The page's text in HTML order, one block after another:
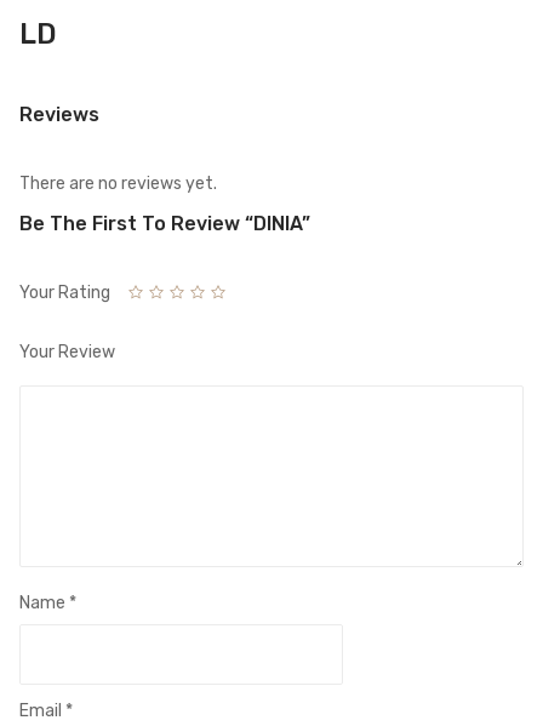
LD
Reviews
There are no reviews yet.
Be The First To Review “DINIA”
Your Rating
Your Review
Name *
Email *